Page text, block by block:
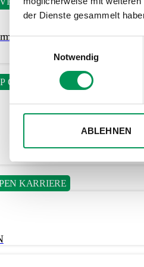
der Dienste gesammelt
Einwilligungsauswahl
Notwendig
ABLEHNEN
OPEN BISON GROUP
KARRIERE